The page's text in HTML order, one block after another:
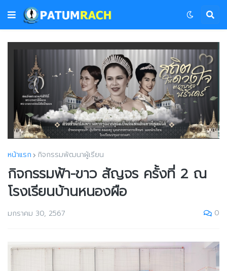
หน้าแรก กิจกรรมพัฒนาผู้เรียน
กิจกรรมฟ้า-ขาว สัญจร ครั้งที่ 2 ณ
โรงเรียนบ้านหนองผือ
มกราคม 30, 2567 0